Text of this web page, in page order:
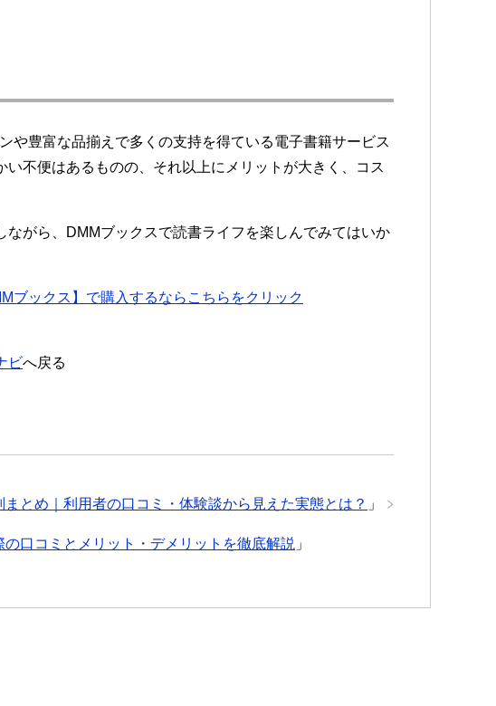
や豊富な品揃えで多くの支持を得ている電子書籍サービス
不便はあるものの、それ以上にメリットが大きく、コス
ながら、DMMブックスで読書ライフを楽しんでみてはいか
ブックス】で購入するならこちらをクリック
ビへ戻る
まとめ｜利用者の口コミ・体験談から見えた実態とは？ 」
口コミとメリット・デメリットを徹底解説 」